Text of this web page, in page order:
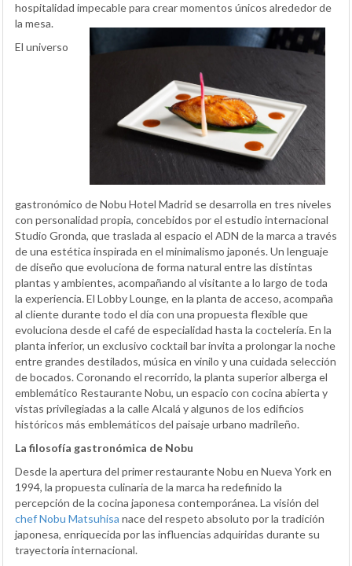
hospitalidad impecable para crear momentos únicos alrededor de
la mesa.
El universo
gastronómico de Nobu Hotel Madrid se desarrolla en tres niveles
con personalidad propia, concebidos por el estudio internacional
Studio Gronda, que traslada al espacio el ADN de la marca a través
de una estética inspirada en el minimalismo japonés. Un lenguaje
de diseño que evoluciona de forma natural entre las distintas
plantas y ambientes, acompañando al visitante a lo largo de toda
la experiencia. El Lobby Lounge, en la planta de acceso, acompaña
al cliente durante todo el día con una propuesta flexible que
evoluciona desde el café de especialidad hasta la coctelería. En la
planta inferior, un exclusivo cocktail bar invita a prolongar la noche
entre grandes destilados, música en vinilo y una cuidada selección
de bocados. Coronando el recorrido, la planta superior alberga el
emblemático Restaurante Nobu, un espacio con cocina abierta y
vistas privilegiadas a la calle Alcalá y algunos de los edificios
históricos más emblemáticos del paisaje urbano madrileño.
La filosofía gastronómica de Nobu
Desde la apertura del primer restaurante Nobu en Nueva York en
1994, la propuesta culinaria de la marca ha redefinido la
percepción de la cocina japonesa contemporánea. La visión del
chef Nobu Matsuhisa nace del respeto absoluto por la tradición
japonesa, enriquecida por las influencias adquiridas durante su
trayectoria internacional.